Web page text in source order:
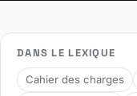
DANS LE LEXIQUE
Cahier des charges